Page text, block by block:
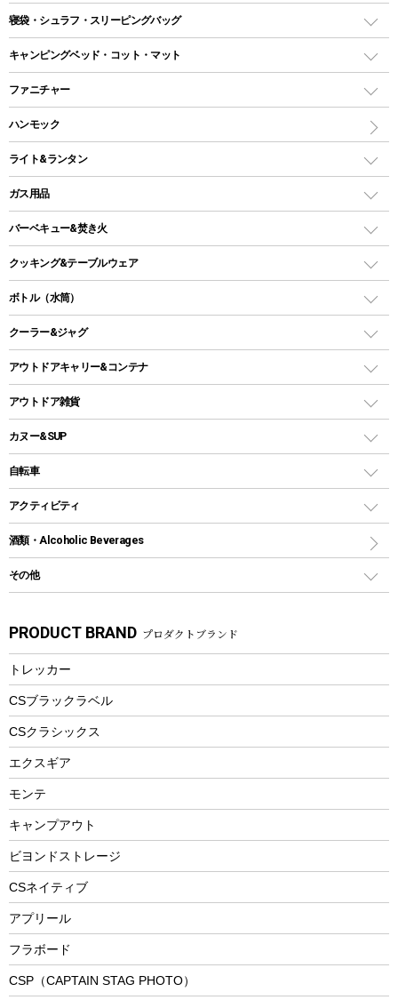
テント
ツールームテント
ワンポールテント
シェルターテント
ロッジ型・オリジナルテント
タープ
スクエアタープ（レクタタープ）
メッシュタープ
自立式タープ
パラソル
テントアクセサリー
ペグ
グランドシート
ガイドロープ
ツール
寝袋・シュラフ・スリーピングバッグ
レクタングラー型（封筒型）シュラフ
インナーシュラフ
キャンピングベッド・コット・マット
キャンピングベッド・コット
インフレータブルマット
ファニチャー
アウトドアテーブル
レジャーシート
ハンモック
ライト&ランタン
LEDランタン
ガスランタン
オイルランタン
LEDライト
ヘッドライト
キャンドル
ガス用品
ガスバーナー
ガス缶
ガストーチ、ライター
バーベキュー&焚き火
バーベキューコンロ、グリル
焚き火台タイプ（ロースタイル）グリル
卓上タイプグリル
パーティータイプグリル
鉄板、アミ
焚き火台&ストーブ
火起こし
バーベキューツール
クッキング&テーブルウェア
ダッチオーブン
ホットサンドメーカー
クッカーセット
シェラカップ
クッキングツール
ナイフ
カトラリー
マグカップ、カップ
ステンレスボトル
フードボトル
トレー
ランチョンマット
ランチボックス
ボトル（水筒）
ステンレスボトル
コップ付きタイプ
ワンタッチタイプ
プラスチックボトル
ディズニーボトル
クーラー&ジャグ
クーラーボックス
クーラーバッグ
ウォータージャグ
保冷剤
アウトドアキャリー&コンテナ
アウトドアキャリー
アウトドア雑貨
バックパック&バッグ
リュック、バックパック
トートバッグ、サコッシュ
ショッピングキャリー
その他アウトドア雑貨
スプレー関係
ツール、他
カヌー&SUP
インフレータブル
カヤック
パドル
ヘルメット
エアーポンプ
アクセサリー
自転車
折りたたみ自転車
スポーツサイクル
シティサイクル
自転車ウェア
アクティビティ
マリン
ラッシュガード
パラソル
フローティングベスト
ヘルメット
エアーポンプ
ビーチテント
ウィンター
スノーシュー
防寒ウェア
トレッキング
トレッキングアクセサリー
プレイグッズ
酒類・Alcoholic Beverages
その他
湯たんぽ
防災用品
PRODUCT BRAND プロダクトブランド
トレッカー
CSブラックラベル
CSクラシックス
エクスギア
モンテ
キャンプアウト
ビヨンドストレージ
CSネイティブ
アプリール
フラボード
CSP（CAPTAIN STAG PHOTO）